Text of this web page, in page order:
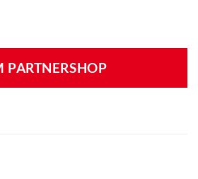
PARTNERSHOP